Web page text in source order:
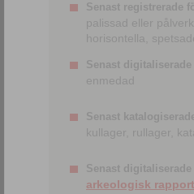
Senast registrerade
palissad eller
horisontella,
Senast digitaliserade
enmedad
Senast
kullager, rullager,
Senast
arkeologisk rapport